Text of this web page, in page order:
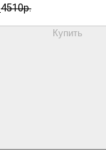
4510р.
Купить